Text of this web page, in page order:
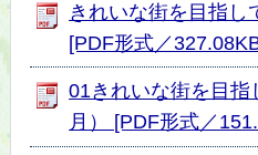
きれいな街を目指し
[PDF形式／
01きれいな街を目
月） [PDF形式／